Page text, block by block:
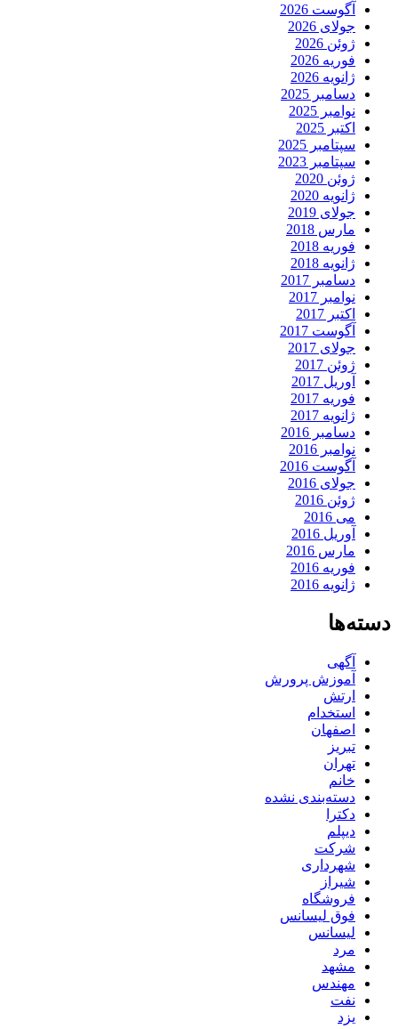
آگوست 2026
جولای 2026
ژوئن 2026
فوریه 2026
ژانویه 2026
دسامبر 2025
نوامبر 2025
اکتبر 2025
سپتامبر 2025
سپتامبر 2023
ژوئن 2020
ژانویه 2020
جولای 2019
مارس 2018
فوریه 2018
ژانویه 2018
دسامبر 2017
نوامبر 2017
اکتبر 2017
آگوست 2017
جولای 2017
ژوئن 2017
آوریل 2017
فوریه 2017
ژانویه 2017
دسامبر 2016
نوامبر 2016
آگوست 2016
جولای 2016
ژوئن 2016
می 2016
آوریل 2016
مارس 2016
فوریه 2016
ژانویه 2016
دسته‌ها
آگهی
آموزش پرورش
ارتش
استخدام
اصفهان
تبریز
تهران
خانم
دسته‌بندی نشده
دکترا
دیپلم
شرکت
شهرداری
شیراز
فروشگاه
فوق لیسانس
لیسانس
مرد
مشهد
مهندس
نفت
یزد